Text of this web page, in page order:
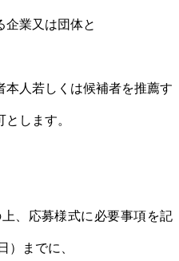
企業又は団体と
人若しくは候補者を推薦す
します。
、応募様式に必要事項を記
）までに、